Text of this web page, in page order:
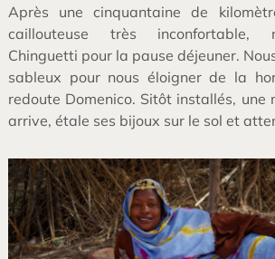
Après une cinquantaine de
caillouteuse très inconfortable,
Chinguetti pour la pause déjeuner.
sableux pour nous éloigner de la
redoute Domenico. Sitôt installés, une
arrive, étale ses bijoux sur le sol et